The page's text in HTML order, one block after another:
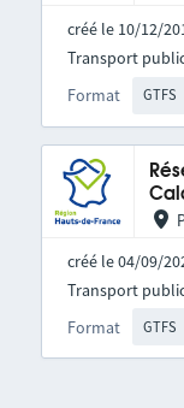
créé le 10/12/
Format GTFS
Transport
créé le 04/09/
Format GTFS
Transport